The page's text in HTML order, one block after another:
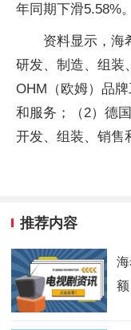
年同期下滑5.58%。
资料显示，海
研发、制造、组装
OHM（欧姆）品
和服务；（2）德
开发、组装、销售
推荐内容